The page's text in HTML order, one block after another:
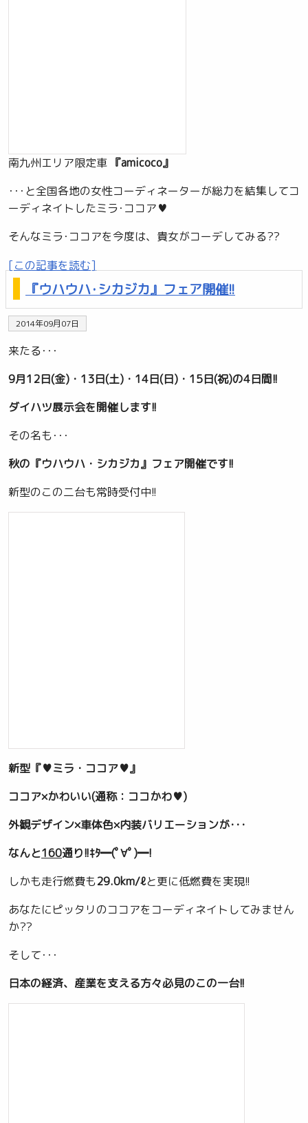
南九州エリア限定車 『amicoco』
･･･と全国各地の女性コーディネーターが総力を結集してコ
ーディネイトしたミラ･ココア♥
そんなミラ･ココアを今度は、貴女がコーデしてみる??
[この記事を読む]
『ウハウハ･シカジカ』フェア開催!!
2014年09月07日
来たる･･･
9月12日(金)・13日(土)・14日(日)・15日(祝)の4日間!!
ダイハツ展示会を開催します!!
その名も･･･
秋の『ウハウハ・シカジカ』フェア開催です!!
新型のこの二台も常時受付中!!
新型『♥ミラ・ココア♥』
ココア×かわいい(通称：ココかわ♥)
外観デザイン×車体色×内装バリエーションが･･･
なんと160通り!!ｷﾀ━(ﾟ∀ﾟ)━!
しかも走行燃費も29.0km/ℓと更に低燃費を実現!!
あなたにピッタリのココアをコーディネイトしてみません
か??
そして･･･
日本の経済、産業を支える方々必見のこの一台!!